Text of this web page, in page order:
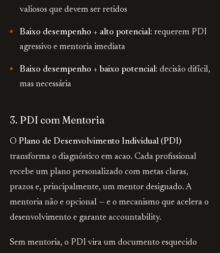
valiosos que devem ser retidos
Baixo desempenho + alto potencial: requerem PDI
agressivo e mentoria imediata
Baixo desempenho + baixo potencial: decisão difícil,
mas necessária
3. PDI com Mentoria
O Plano de Desenvolvimento Individual (PDI)
transforma o diagnóstico em acao. Cada profissional
recebe um plano personalizado com metas claras,
prazos e, principalmente, um mentor designado. A
mentoria não e opcional — e o mecanismo que acelera o
desenvolvimento e garante accountability.
Sem mentoria, o PDI vira um documento esquecido